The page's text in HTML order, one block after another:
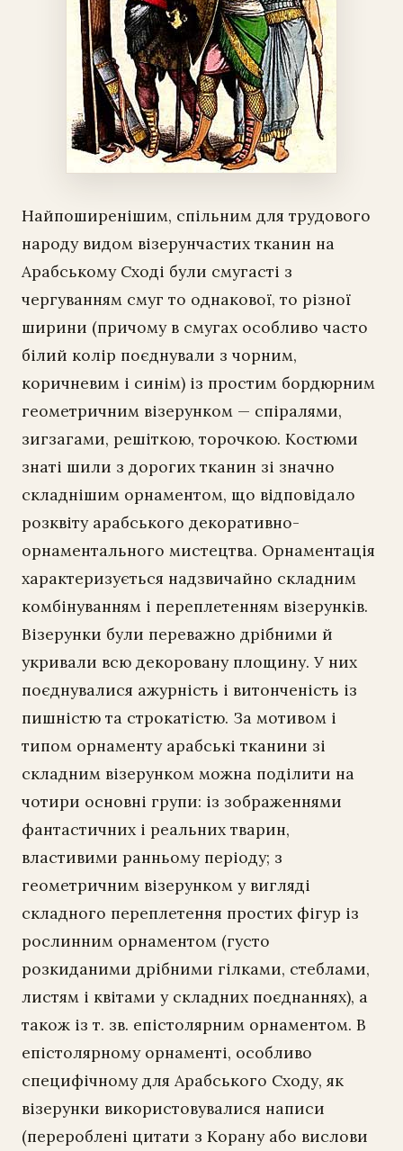
Найпоширенішим, спільним для трудового
народу видом візерунчастих тканин на
Арабському Сході були смугасті з
чергуванням смуг то однакової, то різної
ширини (причому в смугах особливо часто
білий колір поєднували з чорним,
коричневим і синім) із простим бордюрним
геометричним візерунком — спіралями,
зигзагами, решіткою, торочкою. Костюми
знаті шили з дорогих тканин зі значно
складнішим орнаментом, що відповідало
розквіту арабського декоративно-
орнаментального мистецтва. Орнаментація
характеризується надзвичайно складним
комбінуванням і переплетенням візерунків.
Візерунки були переважно дрібними й
укривали всю декоровану площину. У них
поєднувалися ажурність і витонченість із
пишністю та строкатістю. За мотивом і
типом орнаменту арабські тканини зі
складним візерунком можна поділити на
чотири основні групи: із зображеннями
фантастичних і реальних тварин,
властивими ранньому періоду; з
геометричним візерунком у вигляді
складного переплетення простих фігур із
рослинним орнаментом (густо
розкиданими дрібними гілками, стеблами,
листям і квітами у складних поєднаннях), а
також із т. зв. епістолярним орнаментом. В
епістолярному орнаменті, особливо
специфічному для Арабського Сходу, як
візерунки використовувалися написи
(перероблені цитати з Корану або вислови